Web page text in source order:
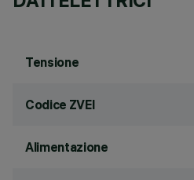
Tensione
Codice ZVEI
Alimentazione